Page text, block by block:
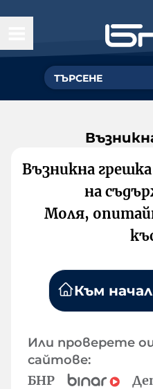
Възникна
на
Моля,
Към
Или проверете
сайтове:
БНР